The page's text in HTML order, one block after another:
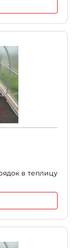
в теплицу